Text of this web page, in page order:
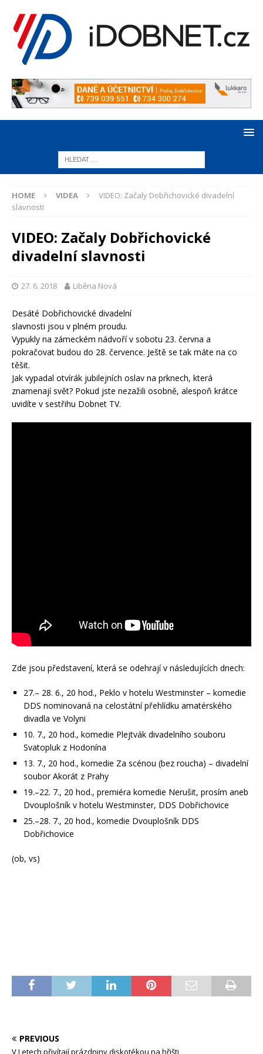
HOME VIDEA
VIDEO: Začaly Dobřichovické divadelní
slavnosti
VIDEO: Začaly Dobřichovické
divadelní slavnosti
27. 6. 2018 Liběna Nová
Desáté Dobřichovické divadelní
slavnosti jsou v plném proudu.
Vypukly na zámeckém nádvoří v sobotu 23. června a
pokračovat budou do 28. července. Ještě se tak máte na co
těšit.
Jak vypadal otvírák jubilejních oslav na prknech, která
znamenají svět? Pokud jste nezažili osobně, alespoň krátce
uvidíte v sestřihu Dobnet TV.
Zde jsou představení, která se odehrají v následujících dnech:
27.– 28. 6., 20 hod., Peklo v hotelu Westminster – komedie
DDS nominovaná na celostátní přehlídku amatérského
divadla ve Volyni
10. 7., 20 hod., komedie Plejtvák divadelního souboru
Svatopluk z Hodonína
13. 7., 20 hod., komedie Za scénou (bez roucha) – divadelní
soubor Akorát z Prahy
19.–22. 7., 20 hod., premiéra komedie Nerušit, prosím aneb
Dvouplošník v hotelu Westminster, DDS Dobřichovice
25.–28. 7., 20 hod., komedie Dvouplošník DDS
Dobřichovice
(ob, vs)
PREVIOUS